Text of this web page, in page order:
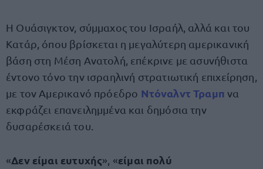
Η Ουάσιγκτον, σύμμαχος του Ισραήλ, αλλά και του
Κατάρ, όπου βρίσκεται η μεγαλύτερη αμερικανική
βάση στη Μέση Ανατολή, επέκρινε με ασυνήθιστα
έντονο τόνο την ισραηλινή στρατιωτική επιχείρηση,
με τον Αμερικανό πρόεδρο Ντόναλντ Τραμπ να
εκφράζει επανειλημμένα και δημόσια την
δυσαρέσκειά του.
«Δεν είμαι ευτυχής», «είμαι πολύ